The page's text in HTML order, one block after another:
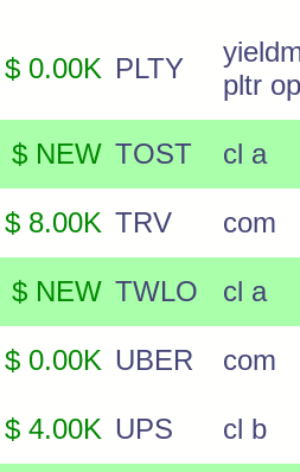
$ 0.00K PLTY
pltr op
$ NEW TOST
cl a
$ 8.00K TRV
com
$ NEW TWLO cl a
$ 0.00K UBER
com
$ 4.00K UPS
cl b